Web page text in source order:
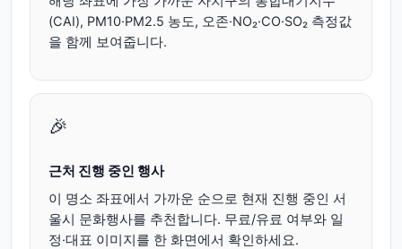
(CAI), PM10·PM2.5 농도, 오존·NO₂·CO·SO₂ 측정값
을 함께 보여줍니다.
🎉
근처 진행 중인 행사
이 명소 좌표에서 가까운 순으로 현재 진행 중인 서
울시 문화행사를 추천합니다. 무료/유료 여부와 일
정·대표 이미지를 한 화면에서 확인하세요.